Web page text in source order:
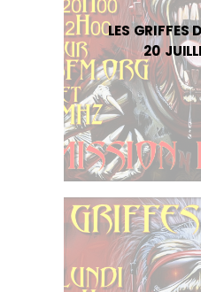
LES GRIFFES
20